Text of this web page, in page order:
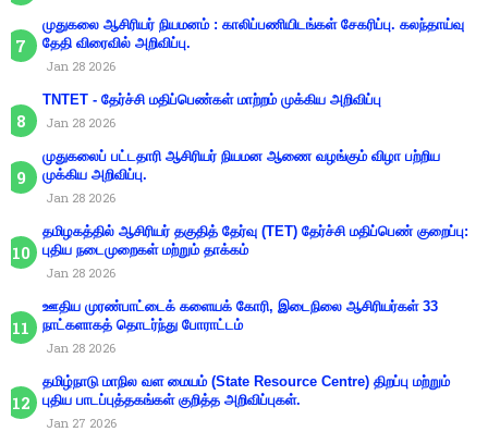
முதுகலை ஆசிரியர் நியமனம் : காலிப்பணியிடங்கள் சேகரிப்பு. கலந்தாய்வு
தேதி விரைவில் அறிவிப்பு.
Jan 28 2026
TNTET - தேர்ச்சி மதிப்பெண்கள் மாற்றம் முக்கிய அறிவிப்பு
Jan 28 2026
முதுகலைப் பட்டதாரி ஆசிரியர் நியமன ஆணை வழங்கும் விழா பற்றிய
முக்கிய அறிவிப்பு.
Jan 28 2026
தமிழகத்தில் ஆசிரியர் தகுதித் தேர்வு (TET) தேர்ச்சி மதிப்பெண் குறைப்பு:
புதிய நடைமுறைகள் மற்றும் தாக்கம்
Jan 28 2026
ஊதிய முரண்பாட்டைக் களையக் கோரி, இடைநிலை ஆசிரியர்கள் 33
நாட்களாகத் தொடர்ந்து போராட்டம்
Jan 28 2026
தமிழ்நாடு மாநில வள மையம் (State Resource Centre) திறப்பு மற்றும்
புதிய பாடப்புத்தகங்கள் குறித்த அறிவிப்புகள்.
Jan 27 2026